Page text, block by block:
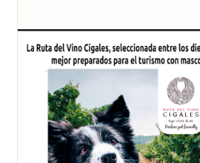
vinculados con
el patrimonio